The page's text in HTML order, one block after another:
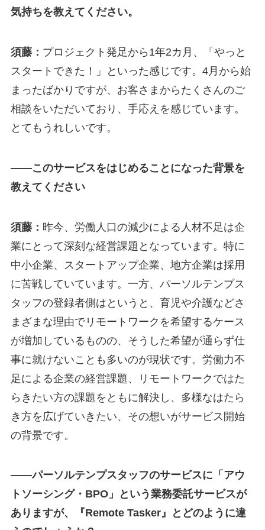
気持ちを教えてください。
須藤： プロジェクト発足から1年2カ月、「やっと
スタートできた！」といった感じです。4月から始
まったばかりですが、お客さまからたくさんのご
相談をいただいており、手応えを感じています。
とてもうれしいです。
——このサービスをはじめることになった背景を
教えてください
須藤： 昨今、労働人口の減少による人材不足は企
業にとって深刻な経営課題となっています。特に
中小企業、スタートアップ企業、地方企業は採用
に苦戦していています。一方、パーソルテンプス
タッフの登録者側はというと、育児や介護などさ
まざまな理由でリモートワークを希望するケース
が増加しているものの、そうした希望が通らず仕
事に就けないことも多いのが現状です。労働力不
足による企業の経営課題、リモートワークではた
らきたい方の課題をともに解決し、多様なはたら
き方を広げていきたい、その想いがサービス開始
の背景です。
——パーソルテンプスタッフのサービスに「アウ
トソーシング・BPO」という業務委託サービスが
ありますが、『Remote Tasker』とどのように違